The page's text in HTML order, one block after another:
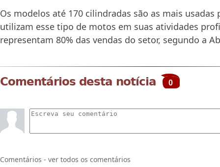
Os modelos até 170 cilindradas são as mais usadas
utilizam esse tipo de motos em suas atividades
representam 80% das vendas do setor, segundo a
Comentários desta notícia 0
Comentários - ver todos os comentários